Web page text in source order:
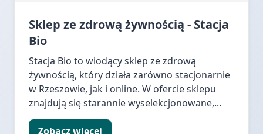
Sklep ze zdrową żywnością - Stacja
Bio
Stacja Bio to wiodący sklep ze zdrową
żywnością, który działa zarówno stacjonarnie
w Rzeszowie, jak i online. W ofercie sklepu
znajdują się starannie wyselekcjonowane,...
Zobacz więcej